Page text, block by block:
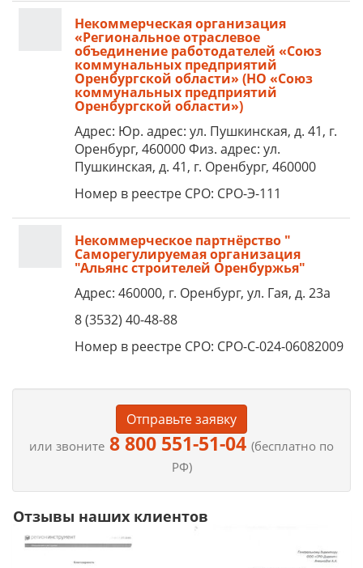
Некоммерческая организация
«Региональное отраслевое
объединение работодателей «Союз
коммунальных предприятий
Оренбургской области» (НО «Союз
коммунальных предприятий
Оренбургской области»)
Адрес: Юр. адрес: ул. Пушкинская, д. 41, г.
Оренбург, 460000 Физ. адрес: ул.
Пушкинская, д. 41, г. Оренбург, 460000
Номер в реестре СРО: СРО-Э-111
Некоммерческое партнёрство "
Саморегулируемая организация
"Альянс строителей Оренбуржья"
Адрес: 460000, г. Оренбург, ул. Гая, д. 23а
8 (3532) 40-48-88
Номер в реестре СРО: СРО-С-024-06082009
Отправьте заявку
или звоните 8 800 551-51-04 (бесплатно по
РФ)
Отзывы наших клиентов